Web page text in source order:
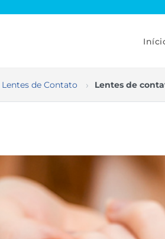
Lentes de Contato Lentes de